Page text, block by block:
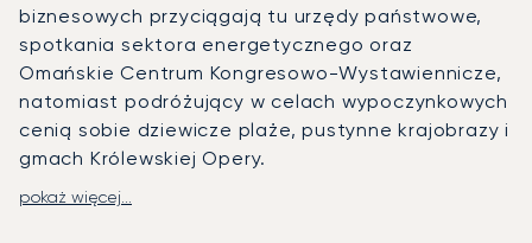
biznesowych przyciągają tu urzędy państwowe,
spotkania sektora energetycznego oraz
Omańskie Centrum Kongresowo-Wystawiennicze,
natomiast podróżujący w celach wypoczynkowych
cenią sobie dziewicze plaże, pustynne krajobrazy i
gmach Królewskiej Opery.
LunaJets organizuje spersonalizowane loty na
pokaż więcej...